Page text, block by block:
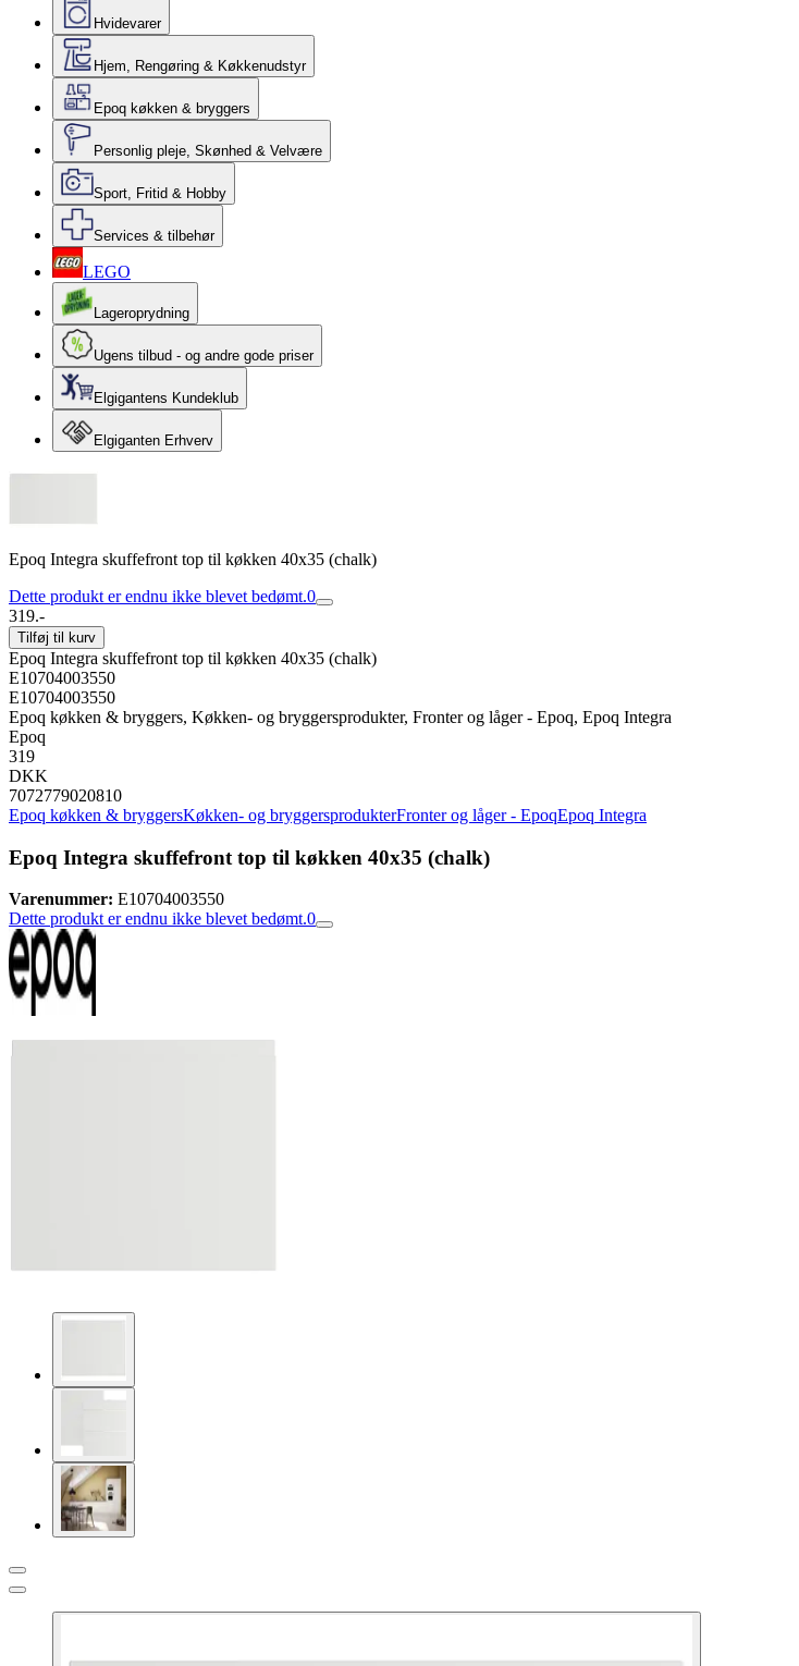
Hvidevarer
Hjem, Rengøring & Køkkenudstyr
Epoq køkken & bryggers
Personlig pleje, Skønhed & Velvære
Sport, Fritid & Hobby
Services & tilbehør
LEGO
Lageroprydning
Ugens tilbud - og andre gode priser
Elgigantens Kundeklub
Elgiganten Erhverv
Epoq Integra skuffefront top til køkken 40x35 (chalk)
Dette produkt er endnu ikke blevet bedømt.0
319.-
Tilføj til kurv
Epoq Integra skuffefront top til køkken 40x35 (chalk)
E10704003550
E10704003550
Epoq køkken & bryggers, Køkken- og bryggersprodukter, Fronter og låger - Epoq, Epoq Integra
Epoq
319
DKK
7072779020810
Epoq køkken & bryggersKøkken- og bryggersprodukterFronter og låger - EpoqEpoq Integra
Epoq Integra skuffefront top til køkken 40x35 (chalk)
Varenummer: E10704003550
Dette produkt er endnu ikke blevet bedømt.0